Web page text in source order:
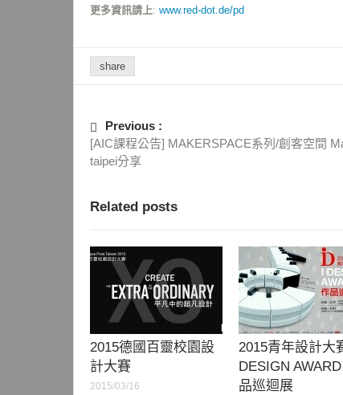
更多資訊請上: www.red-dot.de/pd
share
Previous :
[AIC課程公告] MAKERSPACE系列/創客空間
taipei分享
Related posts
2015德國百靈校園設
計大賽
2015/03/16
2015青年設計大
DESIGN
品巡迴展